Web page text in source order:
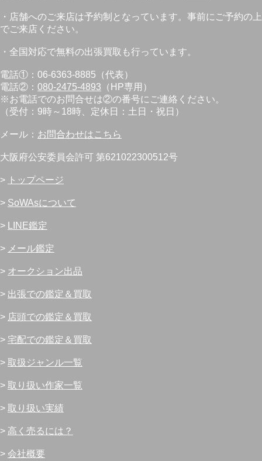
・店舗へのご来店は予約制となっています。事前にご予約の上
でご来店ください。
・全国対応で無料の出張買取も行っています。
電話①：06-6363-8885（代表）
電話②： 080-2475-4893 （HP専用）
※お電話でのお問合せは②の番号にご連絡ください。
（受付：9時～18時、定休日：土日・祝日）
メール： お問合わせはこちら
大阪府公安委員会許可 第621022300512号
> トップページ
> SoWAsについて
> LINE鑑定
> メール鑑定
> オークション出品
> 出張での鑑定＆買取
> 店頭での鑑定＆買取
> 宅配での鑑定＆買取
> 取扱ジャンル一覧
> 取り扱い作家一覧
> 取り扱い実績
> 高く売るには？
> 会社概要